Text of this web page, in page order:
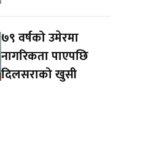
७९ वर्षको उमेरमा
नागरिकता पाएपछि
दिलसराको खुसी